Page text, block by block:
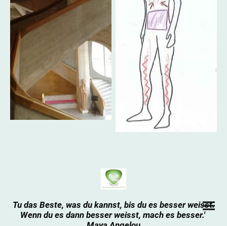
Tu das Beste, was du kannst, bis du es besser weisst.
Wenn du es dann besser weisst, mach es besser.'